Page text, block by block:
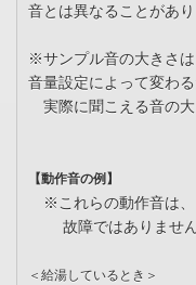
音とは異なることがあり
※サンプル音の大きさ
音量設定によって変わる
実際に聞こえる音の大
【動作音の例】
※これらの動作音は、
故障ではありません
＜給湯しているとき＞